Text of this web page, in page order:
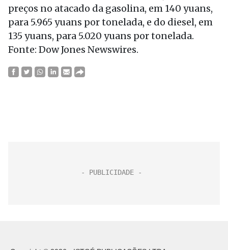
preços no atacado da gasolina, em 140 yuans,
para 5.965 yuans por tonelada, e do diesel, em
135 yuans, para 5.020 yuans por tonelada.
Fonte: Dow Jones Newswires.